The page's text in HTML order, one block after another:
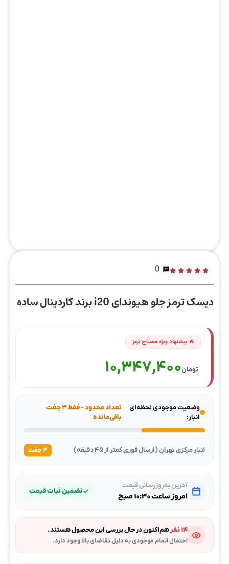
0
دیسک ترمز جلو هیوندای i20 برند کاردینال ساده
تومان10,347,400
وضعیت موجودی لحظه‌ای
انبار:
تعداد محدود - فقط ۳ جفت
باقی‌مانده
انبار مرکزی تهران (ارسال فوری کمتر از ۴۵ دقیقه) ۳ جفت
آخرین به‌روزرسانی قیمت
امروز ساعت ۱۰:۳۰ صبح
تضمین ثبات قیمت
۱۴ نفر هم‌اکنون در حال بررسی این محصول هستند.
احتمال اتمام موجودی به دلیل تقاضای بالا وجود دارد.